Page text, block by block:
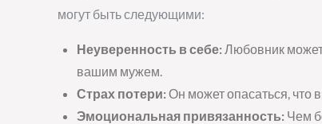
могут быть следующими:
Неуверенность в себе: Любовник
вашим мужем.
Страх потери: Он может опасаться, что
Эмоциональная привязанность: Чем